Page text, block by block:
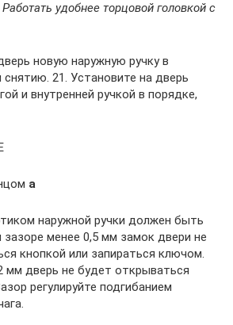
Работать удобнее торцовой головкой с
новую наружную ручку в
21. Установите на дверь
и внутренней ручкой в порядке,
а
наружной ручки должен быть
менее 0,5 мм замок двери не
кнопкой или запираться ключом.
мм дверь не будет открываться
регулируйте подгибанием